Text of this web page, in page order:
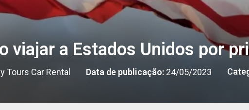
viajar a Estados Unidos por
Tours Car Rental Data de publicação: 24/05/2023